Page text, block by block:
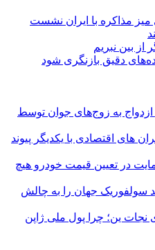
۸ همت وام ازدواج به زوج‌های جوان توسط
اقتصادی با یکدیگر پیوند
در تعیین قیمت خودرو هیچ
سولفوریک جهان را به چالش
نجات ین؛ چرا پول ملی ژاپن